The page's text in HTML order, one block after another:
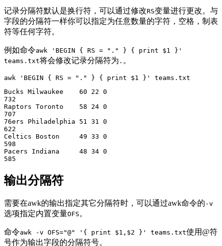
记录分隔符默认是换行符，可以通过修改RS变量进行更改。与
字段的分隔符一样你可以指定为任意数量的字符，空格，制表
符等任何字符。
例如命令awk 'BEGIN { RS = "." } { print $1 }'
teams.txt将会修改记录分隔符为 . 。
awk 'BEGIN { RS = "." } { print $1 }' teams.txt
Bucks Milwaukee    60 22 0
732
Raptors Toronto    58 24 0
707
76ers Philadelphia 51 31 0
622
Celtics Boston     49 33 0
598
Pacers Indiana     48 34 0
输出分隔符
需要在awk的输出指定其它分隔符时，可以通过awk命令的 -v
选项指定内置变量OFS 。
命令awk -v OFS="@" '{ print $1,$2 }' teams.txt使用@符
号作为输出字段的分隔符号。